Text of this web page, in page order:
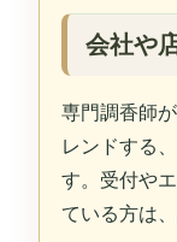
会社や
専門調香師
レンドする
す。受付や
ている方は